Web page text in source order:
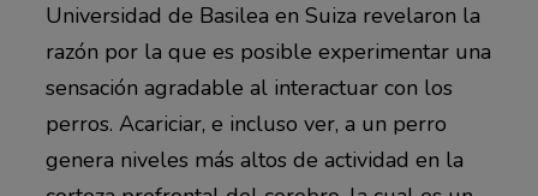
Universidad de Basilea en Suiza revelaron la
razón por la que es posible experimentar una
sensación agradable al interactuar con los
perros. Acariciar, e incluso ver, a un perro
genera niveles más altos de actividad en la